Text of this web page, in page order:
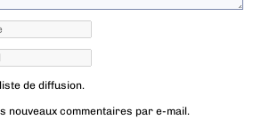
de diffusion.
nouveaux commentaires par e-mail.